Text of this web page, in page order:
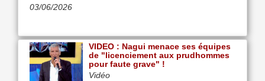
03/06/2026
VIDEO : Nagui menace ses équipes
de "licenciement aux prudhommes
pour faute grave" !
Vidéo